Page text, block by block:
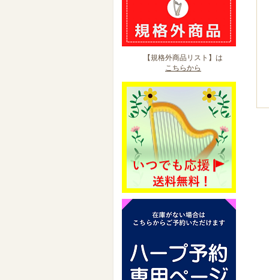
【規格外商品リスト】は
こちらから